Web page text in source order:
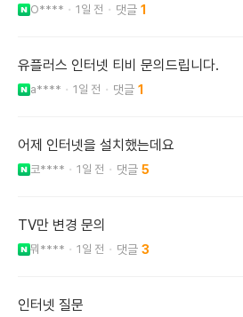
O**** 1일 전 1
유플러스 인터넷 티비 문의드립니다.
a**** 1일 전 1
어제 인터넷을 설치했는데요
코**** 1일 전 5
TV만 변경 문의
뭐**** 1일 전 3
인터넷 질문